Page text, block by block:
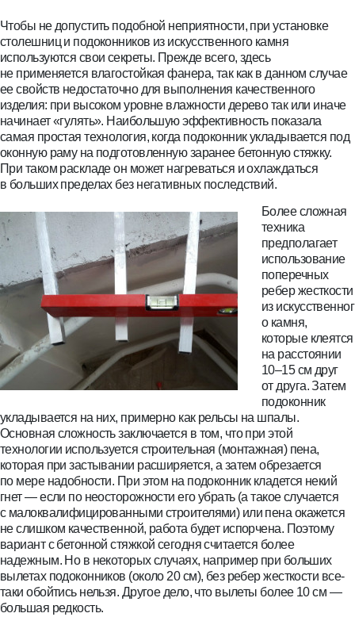
Чтобы не допустить подобной неприятности, при установке
столешниц и подоконников из искусственного камня
используются свои секреты. Прежде всего, здесь
не применяется влагостойкая фанера, так как в данном случае
ее свойств недостаточно для выполнения качественного
изделия: при высоком уровне влажности дерево так или иначе
начинает «гулять». Наибольшую эффективность показала
самая простая технология, когда подоконник укладывается под
оконную раму на подготовленную заранее бетонную стяжку.
При таком раскладе он может нагреваться и охлаждаться
в больших пределах без негативных последствий.
Более сложная
техника
предполагает
использование
поперечных
ребер жесткости
из искусственног
о камня,
которые клеятся
на расстоянии
10–15 см друг
от друга. Затем
подоконник
укладывается на них, примерно как рельсы на шпалы.
Основная сложность заключается в том, что при этой
технологии используется строительная (монтажная) пена,
которая при застывании расширяется, а затем обрезается
по мере надобности. При этом на подоконник кладется некий
гнет — если по неосторожности его убрать (а такое случается
с малоквалифицированными строителями) или пена окажется
не слишком качественной, работа будет испорчена. Поэтому
вариант с бетонной стяжкой сегодня считается более
надежным. Но в некоторых случаях, например при больших
вылетах подоконников (около 20 см), без ребер жесткости все-
таки обойтись нельзя. Другое дело, что вылеты более 10 см —
большая редкость.